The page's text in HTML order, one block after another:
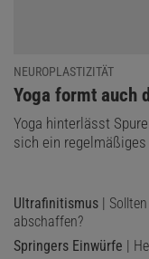
NEUROPLASTIZITÄT
:
Yoga formt auch
Yoga hinterlässt
sich ein
Ultrafinitismus |
abschaffen?
Springers Einwürfe |